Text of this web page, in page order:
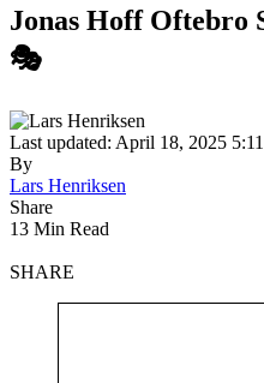
Jonas Hoff Oftebro
🎭
Last updated: April 18, 2025
By
Lars Henriksen
Share
13 Min Read
SHARE